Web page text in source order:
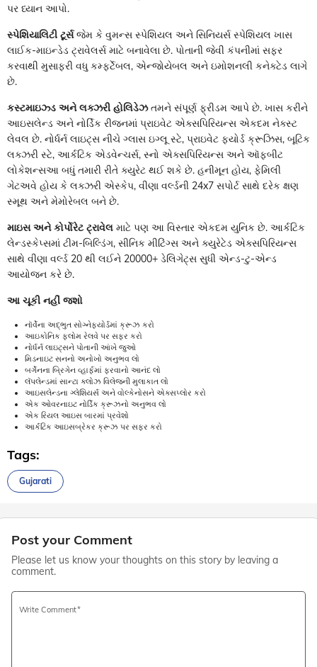
પર ધ્યાન આપો.
સ્પેશિયાલિટી ટૂર્સજેમ કે વુમન્સ સ્પેશિયલ અને સિનિયર્સ સ્પેશિયલ ખાસ
લાઈક-માઇન્ડેડ ટ્રાવેલર્સ માટે બનાવેલા છે. પોતાની જેવી કંપનીમાં સફર
કરવાથી મુસાફરી વધુ કમ્ફર્ટેબલ, એન્જોયેબલ અને ઇમોશનલી કનેક્ટેડ લાગે
છે.
કસ્ટમાઇઝ્ડ અને લક્ઝરી હોલિડેઝતમને સંપૂર્ણ ફ્રીડમ આપે છે. ખાસ કરીને
આઇસલેન્ડ અને નોર્ડિક રીજનમાં પ્રાઇવેટ એક્સપિરિયન્સ એકદમ નેક્સ્ટ
લેવલ છે. નોર્ધર્ન લાઇટ્સ નીચે ગ્લાસ ઇગ્લૂ સ્ટે, પ્રાઇવેટ ફ્યોર્ડ ક્રૂઝિસ, બૂટિક
લક્ઝરી સ્ટે, આર્કટિક એડવેન્ચર્સ, સ્નો એક્સપિરિયન્સ અને ઑફબીટ
લોકેશન્સઆ બધું તમારી રીતે ક્યુરેટ થઈ શકે છે. હનીમૂન હોય, ફેમિલી
ગેટઅવે હોય કે લક્ઝરી એસ્કેપ, વીણા વર્લ્ડની 24x7 સપોર્ટ સાથે દરેક ક્ષણ
સ્મૂથ અને મેમોરેબલ બને છે.
માઇસ અને કોર્પોરેટ ટ્રાવેલ માટે પણ આ વિસ્તાર એકદમ યુનિક છે. આર્કટિક
લેન્ડસ્કેપ્સમાં ટીમ-બિલ્ડિંગ, સીનિક મીટિંગ્સ અને ક્યુરેટેડ એક્સપિરિયન્સ
સાથે વીણા વર્લ્ડ 20 થી લઈને 20000+ ડેલિગેટ્સ સુધી એન્ડ-ટુ-એન્ડ
આયોજન કરે છે.
આ ચૂકી નહીં જશો
નૉર્વેના અદ્ભુત સોગ્નેફ્યોર્ડમાં ક્રૂઝ કરો
આઇકોનિક ફ્લોમ રેલવે પર સફર કરો
નોર્ધર્ન લાઇટ્સને પોતાની આંખે જુઓ
મિડનાઇટ સનનો અનોખો અનુભવ લો
બર્ગેનના બ્રિગેન વ્હાર્ફમાં ફરવાનો આનંદ લો
લૅપલેન્ડમાં સાન્ટા ક્લોઝ વિલેજની મુલાકાત લો
આઇસલેન્ડના ગ્લેશિયર્સ અને વોલ્કેનોસને એક્સપ્લોર કરો
એક ઓવરનાઇટ નોર્ડિક ક્રૂઝનો અનુભવ લો
એક રિયલ આઇસ બારમાં પ્રવેશો
આર્કટિક આઇસબ્રેકર ક્રૂઝ પર સફર કરો
Tags:
Gujarati
Post your Comment
Please let us know your thoughts on this story by leaving a
comment.
Write Comment